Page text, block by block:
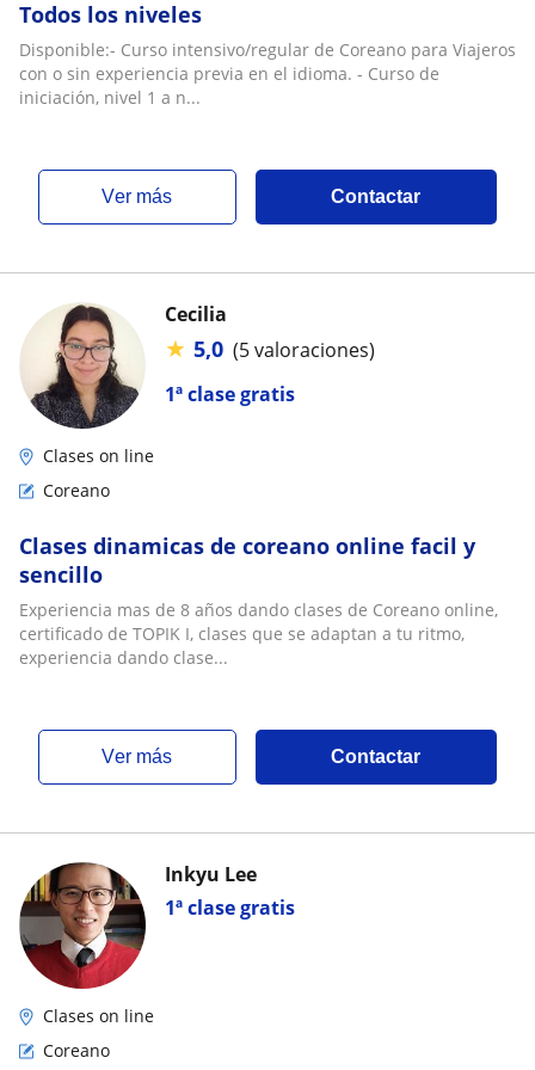
Todos los niveles
Disponible:- Curso intensivo/regular de Coreano para Viajeros
con o sin experiencia previa en el idioma. - Curso de
iniciación, nivel 1 a n...
ver más Contactar
1ª clase gratis
Cecilia
★ 5,0 (5 valoraciones)
Clases on line
Coreano
Clases dinamicas de coreano online facil y
sencillo
Experiencia mas de 8 años dando clases de Coreano online,
certificado de TOPIK I, clases que se adaptan a tu ritmo,
experiencia dando clase...
ver más Contactar
1ª clase gratis
Inkyu Lee
Clases on line
Coreano